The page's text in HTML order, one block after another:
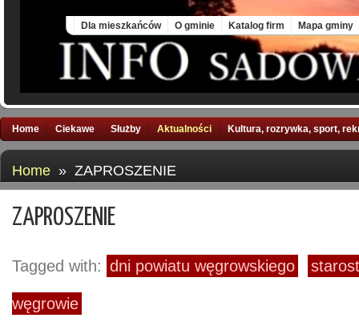
Dla mieszkańców O gminie Katalog firm Mapa gminy
Home Ciekawe Służby Aktualności Kultura, rozrywka, sport,
Home » ZAPROSZENIE
ZAPROSZENIE
Tagged with: dni powiatu węgrowskiego
węgrowie